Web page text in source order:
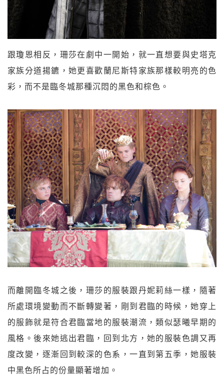
跟瓊恩相反，珊莎在劇中一開始，就一直想要與史塔克
家族分道揚鑣，她更喜歡蘭尼斯特家族那樣較明亮的色
彩，而不是臨冬城那種沉悶的黑色和棕色。
而離開臨冬城之後，珊莎的服裝跟丹妮莉絲一樣，隨著
所處環境變動而不斷轉變著，剛到君臨的時候，她穿上
的服飾就是符合君臨當地的服裝潮流，類似瑟曦早期的
風格。後來她逃出君臨，回到北方，她的服裝色調又再
度改變，逐漸回到較深的色系，一直到第五季，她服裝
中黑色所占的份量顯著增加。